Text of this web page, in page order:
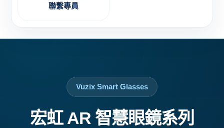
聯繫專員
Vuzix Smart Glasses
宏虹 AR 智慧眼鏡系列